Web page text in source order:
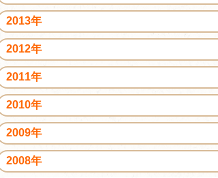
2013年
2012年
2011年
2010年
2009年
2008年